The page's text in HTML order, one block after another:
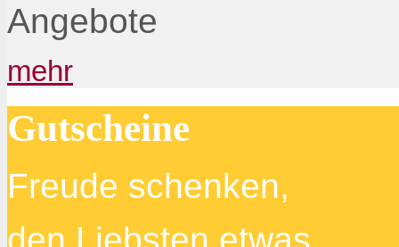
Angebote
mehr
Gutscheine
Freude schenken,